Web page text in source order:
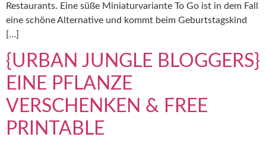
Restaurants. Eine süße Miniaturvariante To Go ist in dem Fall
eine schöne Alternative und kommt beim Geburtstagskind
[…]
{URBAN JUNGLE BLOGGERS}
EINE PFLANZE
VERSCHENKEN & FREE
PRINTABLE